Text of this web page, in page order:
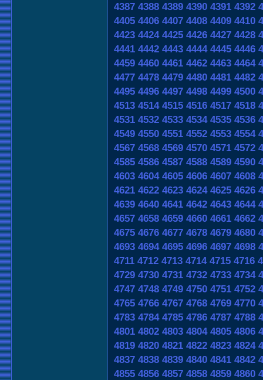
4387 4388 4389 4390 4391 4392
4405 4406 4407 4408 4409 4410
4423 4424 4425 4426 4427 4428
4441 4442 4443 4444 4445 4446
4459 4460 4461 4462 4463 4464
4477 4478 4479 4480 4481 4482
4495 4496 4497 4498 4499 4500
4513 4514 4515 4516 4517 4518
4531 4532 4533 4534 4535 4536
4549 4550 4551 4552 4553 4554
4567 4568 4569 4570 4571 4572
4585 4586 4587 4588 4589 4590
4603 4604 4605 4606 4607 4608
4621 4622 4623 4624 4625 4626
4639 4640 4641 4642 4643 4644
4657 4658 4659 4660 4661 4662
4675 4676 4677 4678 4679 4680
4693 4694 4695 4696 4697 4698
4711 4712 4713 4714 4715 4716
4729 4730 4731 4732 4733 4734
4747 4748 4749 4750 4751 4752
4765 4766 4767 4768 4769 4770
4783 4784 4785 4786 4787 4788
4801 4802 4803 4804 4805 4806
4819 4820 4821 4822 4823 4824
4837 4838 4839 4840 4841 4842
4855 4856 4857 4858 4859 4860